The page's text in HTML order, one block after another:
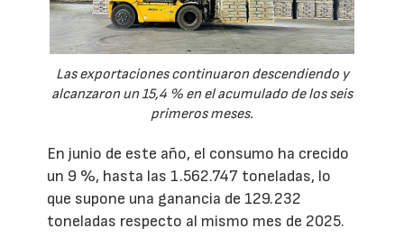
Las exportaciones continuaron descendiendo y
alcanzaron un 15,4 % en el acumulado de los seis
primeros meses.
En junio de este año, el consumo ha crecido
un 9 %, hasta las 1.562.747 toneladas, lo
que supone una ganancia de 129.232
toneladas respecto al mismo mes de 2025.